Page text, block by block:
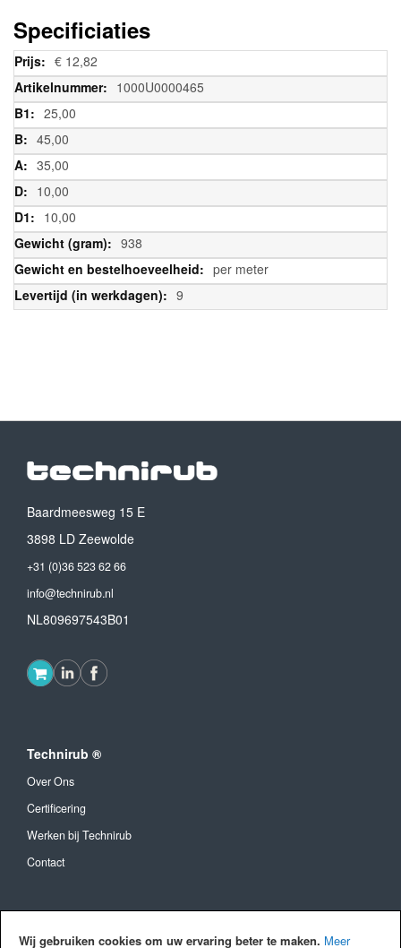
Wij gebruiken cookies om uw ervaring beter te maken. Meer
Specificiaties
Meer
informatie
€ 12,82
1000U0000465
25,00
45,00
35,00
10,00
10,00
938
per meter
9
Baardmeesweg 15 E
3898 LD Zeewolde
+31 (0)36 523 62 66
info@technirub.nl
NL809697543B01
Technirub ®
Over Ons
Certificering
Werken bij Technirub
Contact